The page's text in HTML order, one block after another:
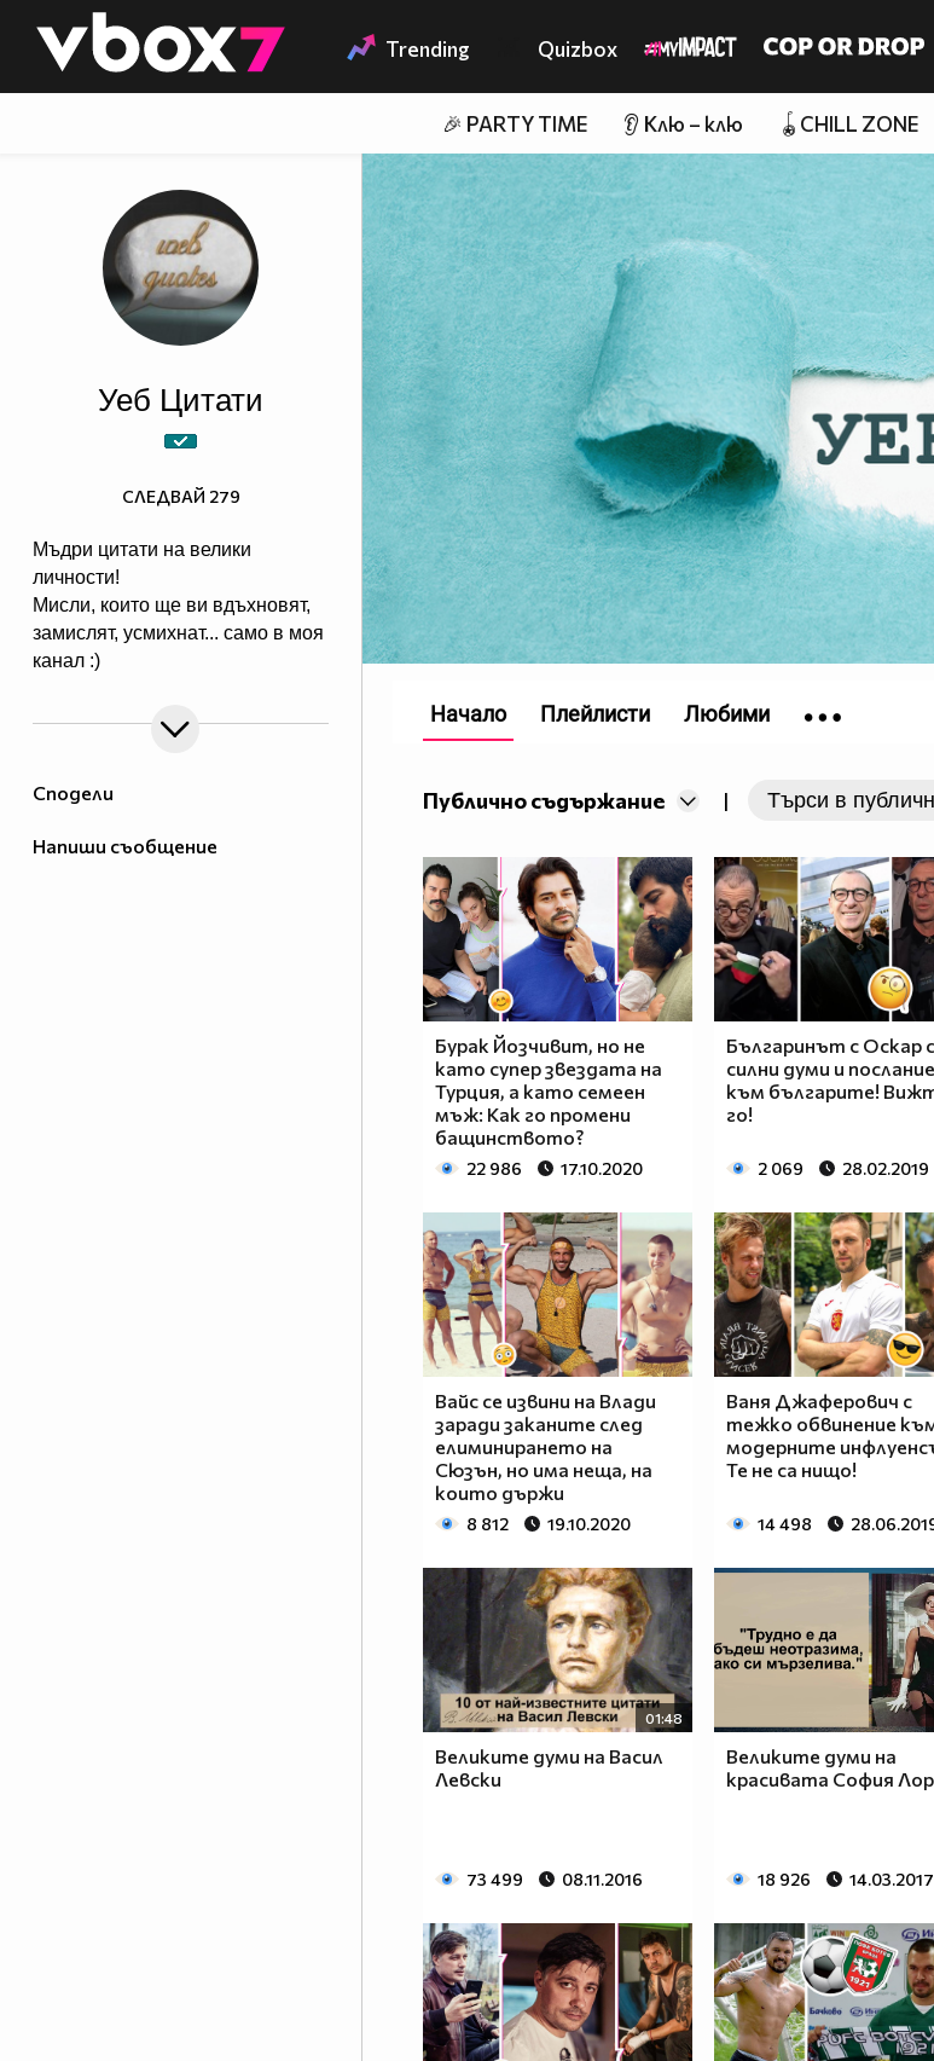
👾 Trending Quizbox
🎉 PARTY TIME 👂 Клю – клю 🪀CHILL ZONE
Сподели
Напиши съобщение
Уеб Цитати
Мъдри цитати на велики
личности!
Мисли, които ще ви вдъхновят,
замислят, усмихнат... само в моя
канал :)
СЛЕДВАЙ 279
Публично съдържание |
Бурак Йозчивит, но не
като супер звездата на
Турция, а като семеен
мъж: Как го промени
бащинството?
22 986 17.10.2020
Българинът с Оскар
силни думи и послание
към българите!
го!
2 069 28.02.2019
Вайс се извини на Влади
заради заканите след
елиминирането на
Сюзън, но има неща, на
които държи
8 812 19.10.2020
Ваня Джаферович с
тежко обвинение
модерните
Те не са нищо!
14 498
01:48
Великите думи на Васил
Левски
73 499 08.11.2016
Великите думи на
красивата София
18 926 14.03.2017
Начало Плейлисти Любими